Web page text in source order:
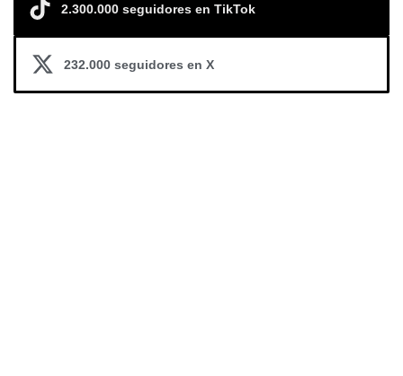
2.300.000 seguidores en TikTok
232.000 seguidores en X